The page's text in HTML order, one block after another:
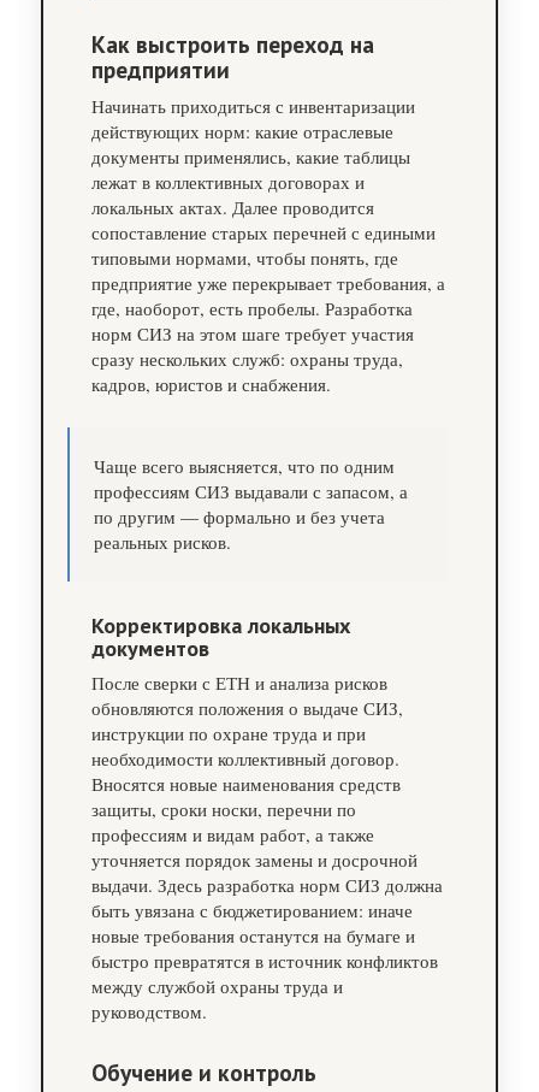
Как выстроить переход на
предприятии
Начинать приходиться с инвентаризации
действующих норм: какие отраслевые
документы применялись, какие таблицы
лежат в коллективных договорах и
локальных актах. Далее проводится
сопоставление старых перечней с едиными
типовыми нормами, чтобы понять, где
предприятие уже перекрывает требования, а
где, наоборот, есть пробелы. Разработка
норм СИЗ на этом шаге требует участия
сразу нескольких служб: охраны труда,
кадров, юристов и снабжения.
Чаще всего выясняется, что по одним
профессиям СИЗ выдавали с запасом, а
по другим — формально и без учета
реальных рисков.
Корректировка локальных
документов
После сверки с ЕТН и анализа рисков
обновляются положения о выдаче СИЗ,
инструкции по охране труда и при
необходимости коллективный договор.
Вносятся новые наименования средств
защиты, сроки носки, перечни по
профессиям и видам работ, а также
уточняется порядок замены и досрочной
выдачи. Здесь разработка норм СИЗ должна
быть увязана с бюджетированием: иначе
новые требования останутся на бумаге и
быстро превратятся в источник конфликтов
между службой охраны труда и
руководством.
Обучение и контроль